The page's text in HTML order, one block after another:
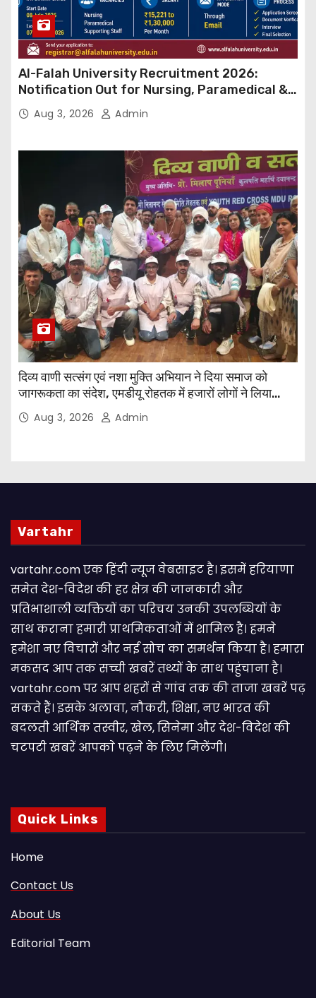
Al-Falah University Recruitment 2026:
Notification Out for Nursing, Paramedical &
Supporting Staff Posts, Apply Through Email
Aug 3, 2026 Admin
दिव्य वाणी सत्संग एवं नशा मुक्ति अभियान ने दिया समाज को
जागरूकता का संदेश, एमडीयू रोहतक में हजारों लोगों ने लिया
संकल्पAug 3, 2026 Admin
Vartahr
vartahr.com एक हिंदी न्यूज वेबसाइट है। इसमें हरियाणा
समेत देश-विदेश की हर क्षेत्र की जानकारी और
प्रतिभाशाली व्यक्तियों का परिचय उनकी उपलब्धियों के
साथ कराना हमारी प्राथमिकताओं में शामिल है। हमने
हमेशा नए विचारों और नई सोच का समर्थन किया है। हमारा
मकसद आप तक सच्ची खबरें तथ्यों के साथ पहुंचाना है।
vartahr.com पर आप शहरों से गांव तक की ताजा खबरें पढ़
सकते हैं। इसके अलावा, नौकरी, शिक्षा, नए भारत की
बदलती आर्थिक तस्वीर, खेल, सिनेमा और देश-विदेश की
चटपटी खबरें आपकाे पढ़ने के लिए मिलेंगी।
Quick Links
Home
Contact Us
About Us
Editorial Team